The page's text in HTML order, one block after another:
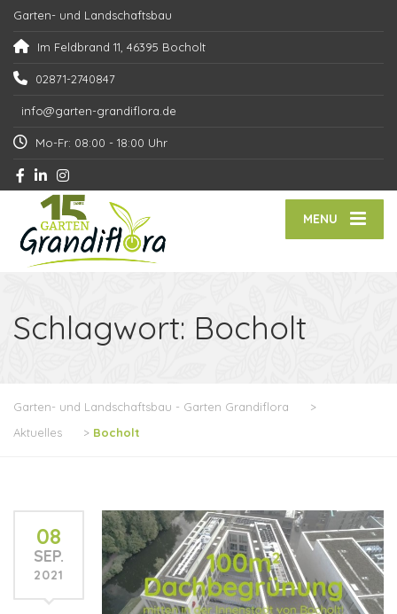
Garten- und Landschaftsbau
Im Feldbrand 11, 46395 Bocholt
02871-2740847
info@garten-grandiflora.de
Mo-Fr: 08:00 - 18:00 Uhr
MENU
Schlagwort: Bocholt
Garten- und Landschaftsbau - Garten Grandiflora
>
Aktuelles
> Bocholt
08
SEP.
2021